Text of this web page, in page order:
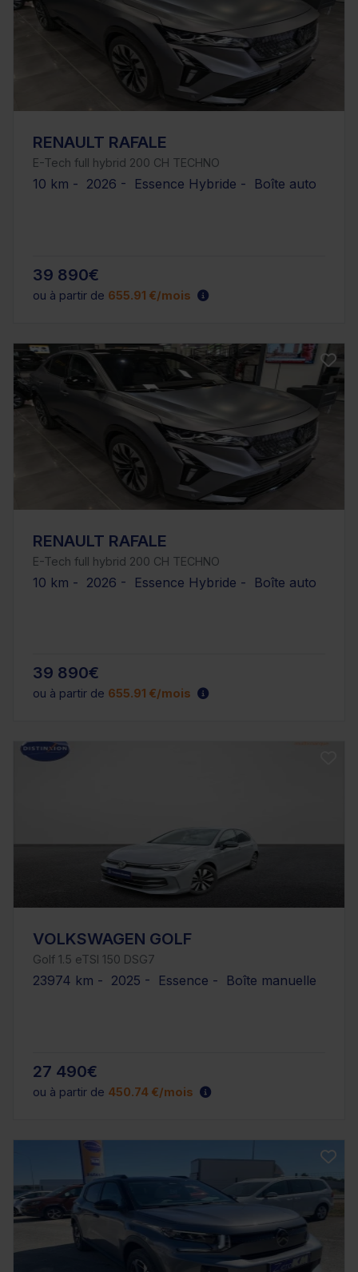
RENAULT RAFALE
E-Tech full hybrid 200 CH TECHNO
10 km - 2026 - Essence Hybride - Boîte auto
39 890€
ou à partir de 655.91 €/mois
RENAULT RAFALE
E-Tech full hybrid 200 CH TECHNO
10 km - 2026 - Essence Hybride - Boîte auto
39 890€
ou à partir de 655.91 €/mois
VOLKSWAGEN GOLF
Golf 1.5 eTSI 150 DSG7
23974 km - 2025 - Essence - Boîte manuelle
27 490€
ou à partir de 450.74 €/mois